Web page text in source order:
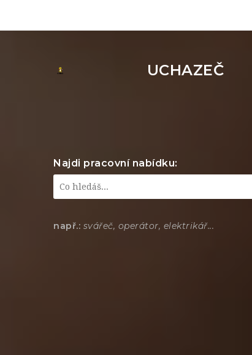
UCHAZEČ
Najdi pracovní nabídku:
např.: svářeč, operátor, elektrikář...